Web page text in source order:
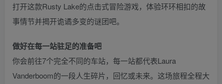
打开这款Rusty Lake的点击式冒险游戏，体验环环相扣的故
事情节并揭开诡谲多变的谜团吧。
做好在每一站驻足的准备吧
你会前往7个完全不同的车站，每一站都代表Laura
Vanderboom的一段人生碎片，回忆或未来。这场旅程全程大